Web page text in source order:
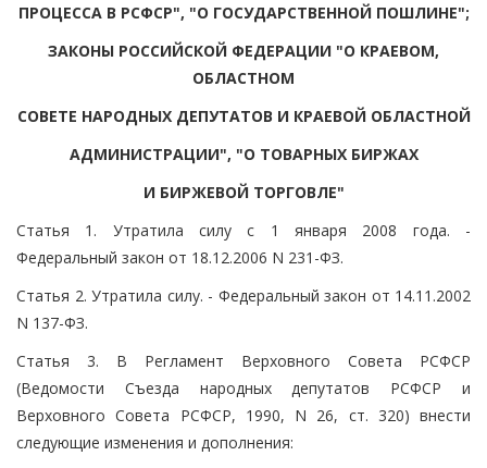
ПРОЦЕССА В РСФСР", "О ГОСУДАРСТВЕННОЙ ПОШЛИНЕ";
ЗАКОНЫ РОССИЙСКОЙ ФЕДЕРАЦИИ "О КРАЕВОМ,
ОБЛАСТНОМ
СОВЕТЕ НАРОДНЫХ ДЕПУТАТОВ И КРАЕВОЙ ОБЛАСТНОЙ
АДМИНИСТРАЦИИ", "О ТОВАРНЫХ БИРЖАХ
И БИРЖЕВОЙ ТОРГОВЛЕ"
Статья 1. Утратила силу с 1 января 2008 года. -
Федеральный закон от 18.12.2006 N 231-ФЗ.
Статья 2. Утратила силу. - Федеральный закон от 14.11.2002
N 137-ФЗ.
Статья 3. В Регламент Верховного Совета РСФСР
(Ведомости Съезда народных депутатов РСФСР и
Верховного Совета РСФСР, 1990, N 26, ст. 320) внести
следующие изменения и дополнения: